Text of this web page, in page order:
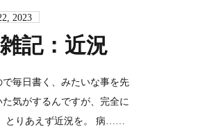
2023
記：近況
毎日書く、みたいな事を先
た気がするんですが、完全に
とりあえず近況を。 病……